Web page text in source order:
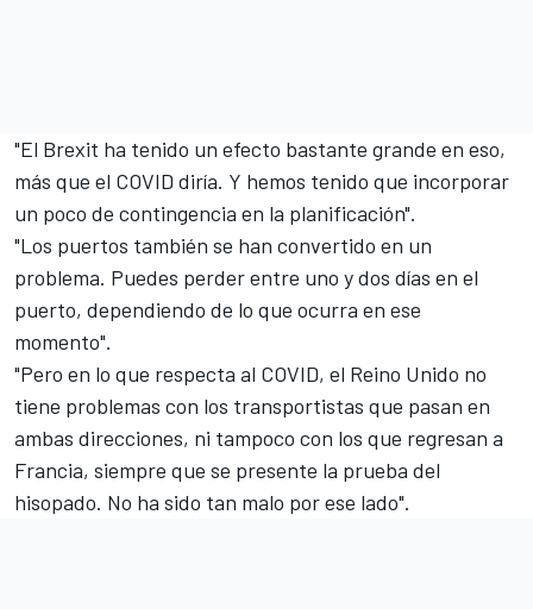
"El Brexit ha tenido un efecto bastante grande en eso,
más que el COVID diría. Y hemos tenido que incorporar
un poco de contingencia en la planificación".
"Los puertos también se han convertido en un
problema. Puedes perder entre uno y dos días en el
puerto, dependiendo de lo que ocurra en ese
momento".
"Pero en lo que respecta al COVID, el Reino Unido no
tiene problemas con los transportistas que pasan en
ambas direcciones, ni tampoco con los que regresan a
Francia, siempre que se presente la prueba del
hisopado. No ha sido tan malo por ese lado".